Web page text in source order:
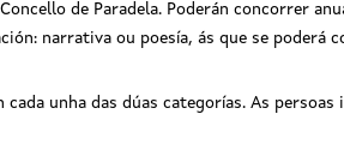
de Paradela. Poderán concorrer
narrativa ou poesía, ás que se poderá
unha das dúas categorías. As